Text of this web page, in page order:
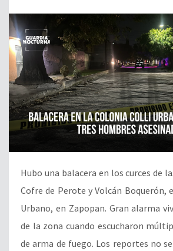
Hubo una balacera en los curces de
Cofre de Perote y Volcán Boquerón,
Urbano, en Zapopan. Gran alarma
de la zona cuando escucharon
de arma de fuego. Los reportes no